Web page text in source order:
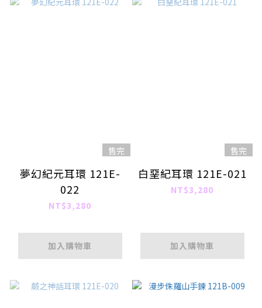
售完
夢幻紀元耳環 121E-
022
NT$3,280
加入購物車
售完
白堊紀耳環 121E-021
NT$3,280
加入購物車